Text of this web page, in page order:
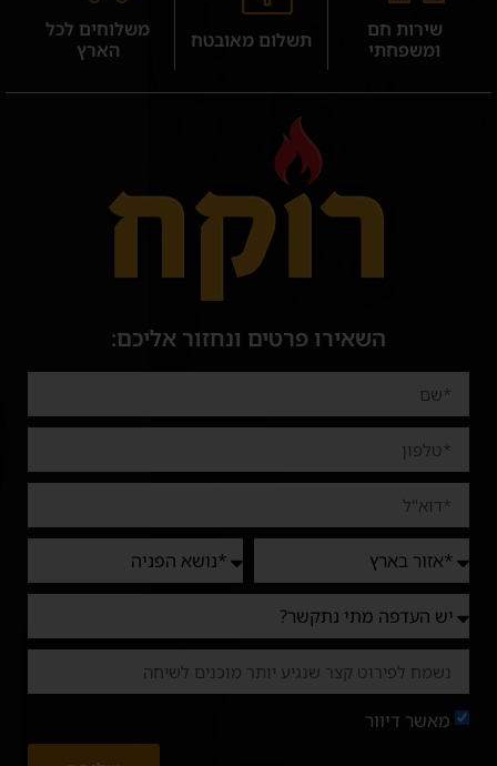
שירות חם
ומשפחתי
תשלום מאובטח
משלוחים לכל
הארץ
השאירו פרטים ונחזור אליכם:
מאשר דיוור